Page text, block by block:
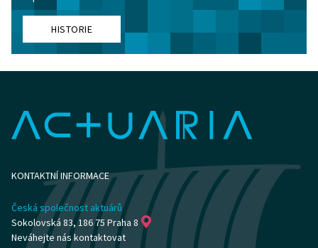
HISTORIE
KONTAKTNÍ INFORMACE
Česká společnost aktuárů
Sokolovská 83, 186 75 Praha 8
Neváhejte nás kontaktovat